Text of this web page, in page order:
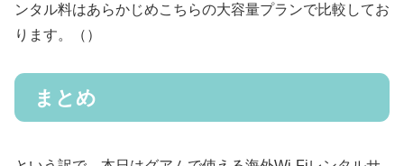
ンタル料はあらかじめこちらの大容量プランで比較してお
ります。（）
まとめ